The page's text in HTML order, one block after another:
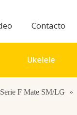
Contacto
Ukelele
Serie F Mate SM/LG »